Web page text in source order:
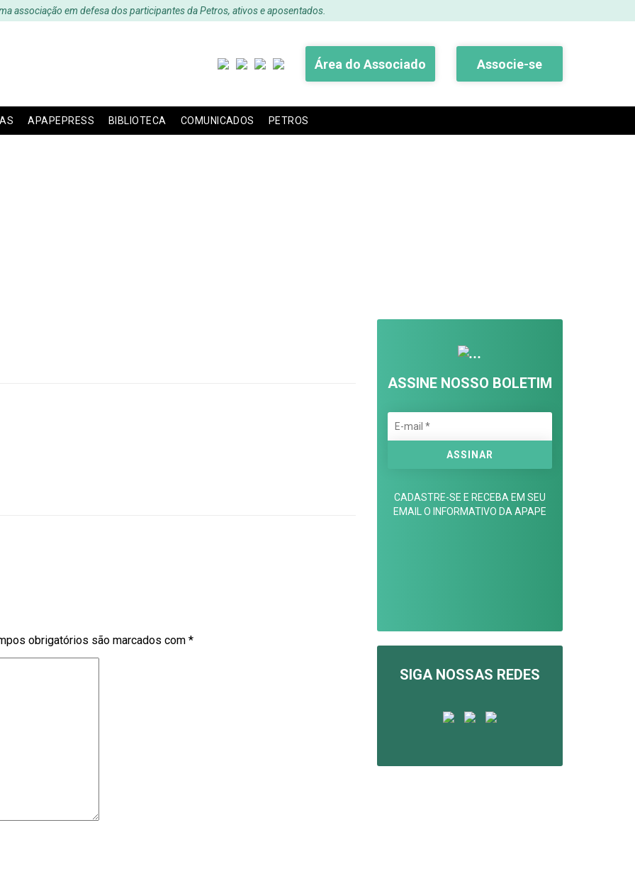
associação em defesa dos participantes da Petros, ativos e aposentados.
Área do Associado Associe-se
APAPEPRESS BIBLIOTECA COMUNICADOS PETROS
obrigatórios são marcados com *
ASSINE NOSSO BOLETIM
CADASTRE-SE E RECEBA EM SEU
EMAIL O INFORMATIVO DA APAPE
SIGA NOSSAS REDES